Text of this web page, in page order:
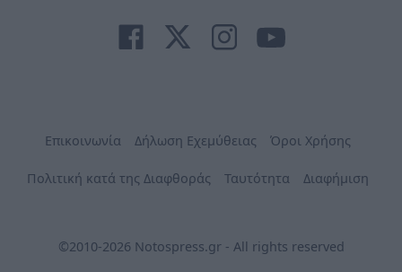
Επικοινωνία Δήλωση Εχεμύθειας Όροι Χρήσης
Πολιτική κατά της Διαφθοράς Ταυτότητα Διαφήμιση
©2010-2026 Notospress.gr - All rights reserved